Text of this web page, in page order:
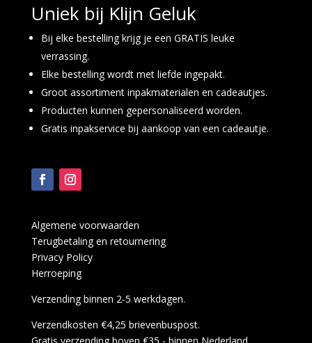
Uniek bij Klijn Geluk
Bij elke bestelling krijg je een GRATIS leuke
verrassing.
Elke bestelling wordt met liefde ingepakt.
Groot assortiment inpakmaterialen en cadeautjes.
Producten kunnen gepersonaliseerd worden.
Gratis inpakservice bij aankoop van een cadeautje.
Algemene voorwaarden
Terugbetaling en retournering
Privacy Policy
Herroeping
Verzending binnen 2-5 werkdagen.
Verzendkosten €4,25 brievenbuspost.